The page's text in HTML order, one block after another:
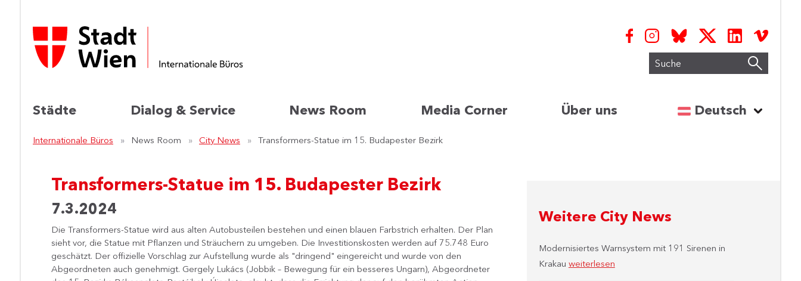
Suche
Städte Dialog & Service News Room Media Corner Über uns Sprache
Deutsch
Internationale Büros News Room City News Transformers-Statue im 15. Budapester Bezirk
Transformers-Statue im 15. Budapester Bezirk
7.3.2024
Die Transformers-Statue wird aus alten Autobusteilen bestehen und einen blauen Farbstrich erhalten. Der Plan
sieht vor, die Statue mit Pflanzen und Sträuchern zu umgeben. Die Investitionskosten werden auf 75.748 Euro
geschätzt. Der offizielle Vorschlag zur Aufstellung wurde als "dringend" eingereicht und wurde von den
Abgeordneten auch genehmigt. Gergely Lukács (Jobbik – Bewegung für ein besseres Ungarn), Abgeordneter
Weitere City News
Modernisiertes Warnsystem mit 191 Sirenen in
Krakau weiterlesen